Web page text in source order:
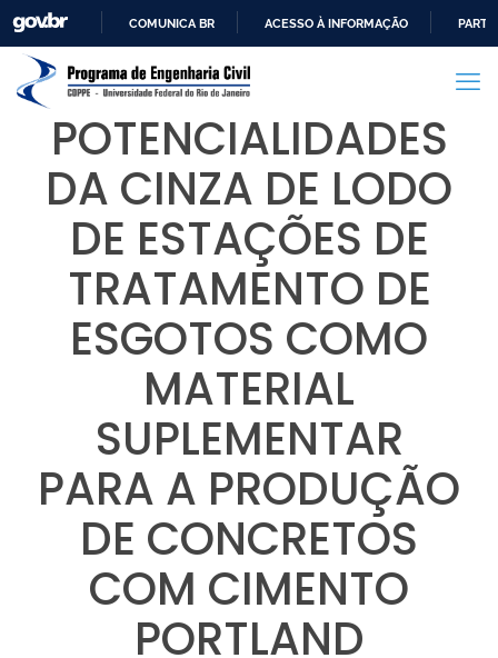
PARA
CONTEÚDO
COMUNICA BR ACESSO À INFORMAÇÃO
POTENCIALIDADES
DA CINZA DE LODO
DE ESTAÇÕES DE
TRATAMENTO DE
ESGOTOS COMO
MATERIAL
SUPLEMENTAR
PARA A PRODUÇÃO
DE CONCRETOS
COM CIMENTO
PORTLAND